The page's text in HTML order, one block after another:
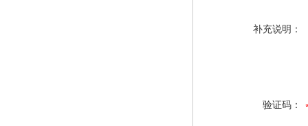
补充说明：
验证码：